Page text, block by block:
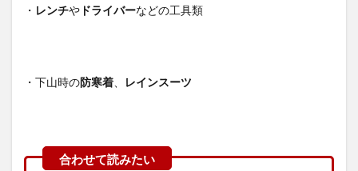
・ レンチや ドライバーなどの工具類
・下山時の防寒着 レインスーツ